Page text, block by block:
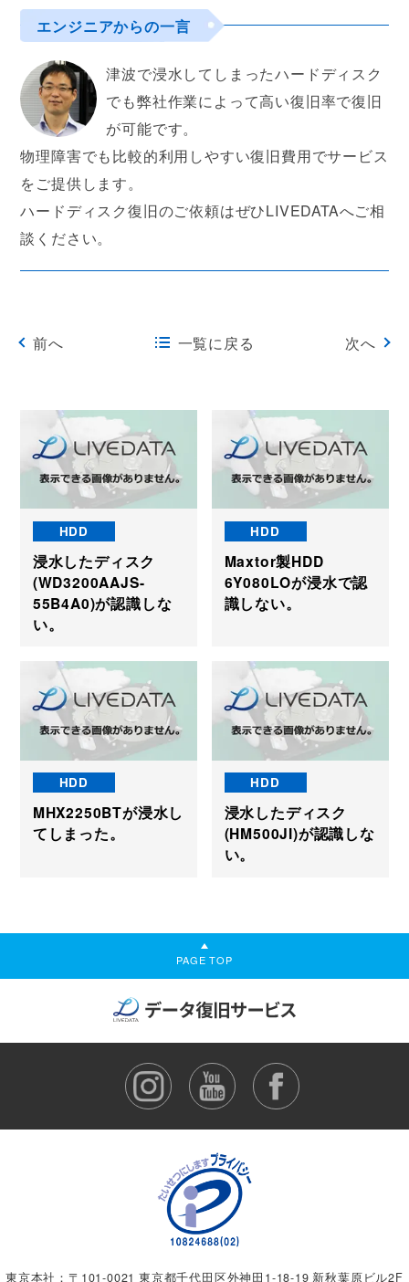
エンジニアからの一言
津波で浸水してしまったハードディスク
でも弊社作業によって高い復旧率で復旧
が可能です。
物理障害でも比較的利用しやすい復旧費用でサービス
をご提供します。
ハードディスク復旧のご依頼はぜひLIVEDATAへご相
談ください。
前へ 一覧に戻る 次へ
HDD
浸水したディスク
(WD3200AAJS-
55B4A0)が認識しな
い。
HDD
Maxtor製HDD
6Y080LOが浸水で認
識しない。
HDD
MHX2250BTが浸水し
てしまった。
HDD
浸水したディスク
(HM500JI)が認識しな
い。
PAGE TOP
東京本社：〒101-0021 東京都千代田区外神田1-18-19 新秋葉原ビル2F